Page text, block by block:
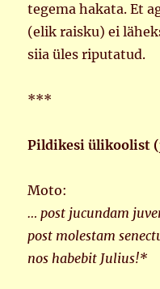
tegema hakata. Et
(elik raisku) ei
siia üles riputatud.
***
Pildikesi ülikoolist
Moto:
… post jucundam
post molestam
nos habebit Julius!*